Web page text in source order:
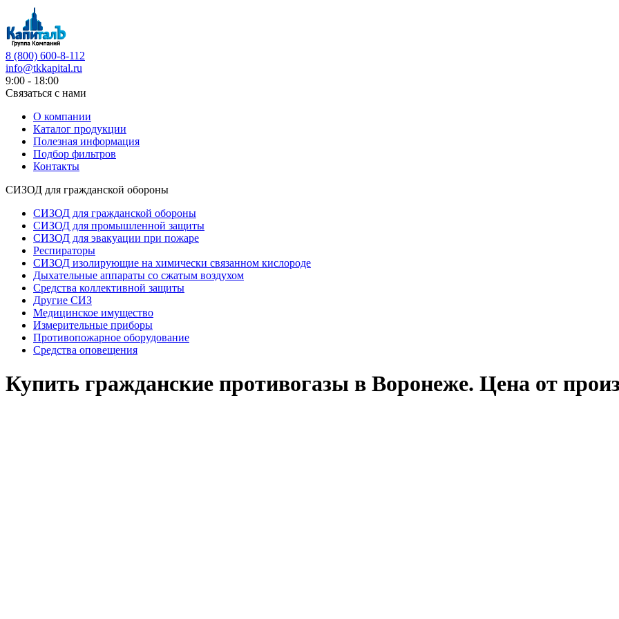
8 (800) 600-8-112
info@tkkapital.ru
9:00 - 18:00
Связаться с нами
О компании
Каталог продукции
Полезная информация
Подбор фильтров
Контакты
СИЗОД для гражданской обороны
СИЗОД для гражданской обороны
СИЗОД для промышленной защиты
СИЗОД для эвакуации при пожаре
Респираторы
СИЗОД изолирующие на химически связанном кислороде
Дыхательные аппараты со сжатым воздухом
Средства коллективной защиты
Другие СИЗ
Медицинское имущество
Измерительные приборы
Противопожарное оборудование
Средства оповещения
Купить гражданские противогазы в Воронеже. Цена от